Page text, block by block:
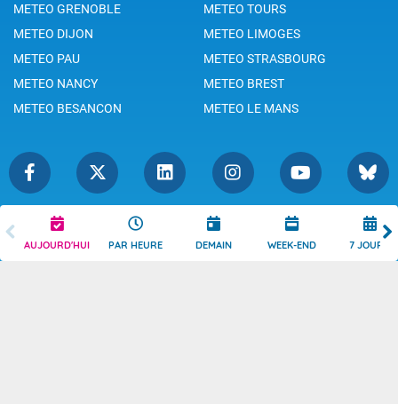
AUJOURD'HUI PAR HEURE DEMAIN WEEK-END 7 JOURS
METEO GRENOBLE
METEO TOURS
METEO DIJON
METEO LIMOGES
METEO PAU
METEO STRASBOURG
METEO NANCY
METEO BREST
METEO BESANCON
METEO LE MANS